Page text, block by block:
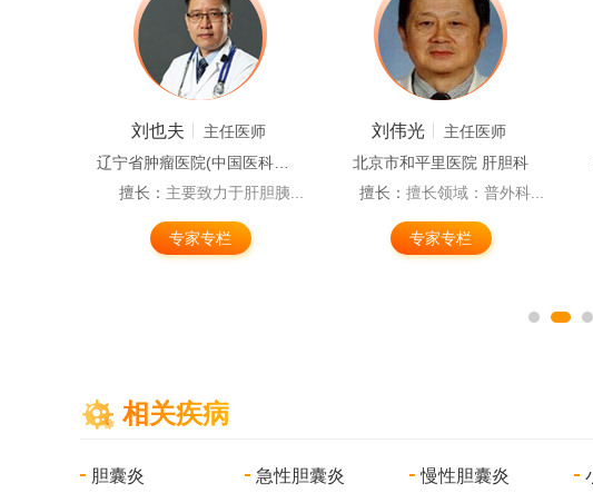
刘也夫
主任医师
擅长： 主要致力于肝胆胰...
专家专栏
刘伟光
主任医师
北京市和平里医院 肝胆科
擅长： 擅长领域：普外科...
专家专栏
相关疾病
胆囊炎 急性胆囊炎 慢性胆囊炎